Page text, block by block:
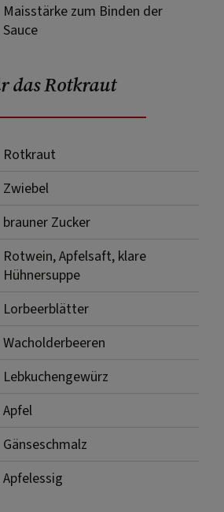
Maisstärke zum Binden der
Sauce
das Rotkraut
Rotkraut
Zwiebel
brauner Zucker
Rotwein, Apfelsaft, klare
Hühnersuppe
Lorbeerblätter
Wacholderbeeren
Lebkuchengewürz
Apfel
Gänseschmalz
Apfelessig